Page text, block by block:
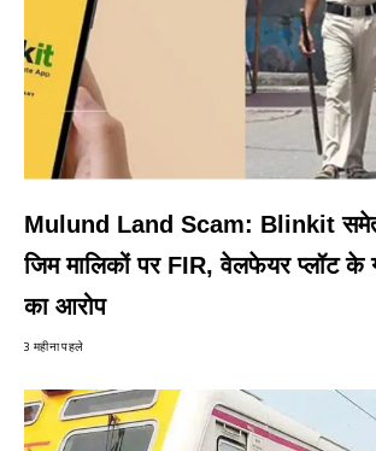
Mulund Land Scam: Blinkit
जिम मालिकों पर FIR, वेलफेयर प्लॉट के
का आरोप
3 महीना पहले